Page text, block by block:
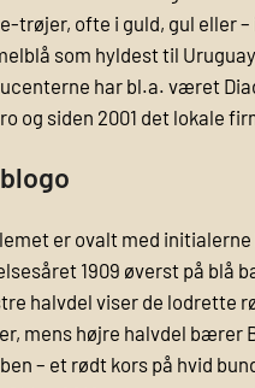
trøjer, ofte i guld, gul eller – i
som hyldest til
har bl.a. været
og siden 2001 det lokale
er ovalt med initialerne
1909 øverst på blå
halvdel viser de lodrette
mens højre halvdel bærer
– et rødt kors på hvid